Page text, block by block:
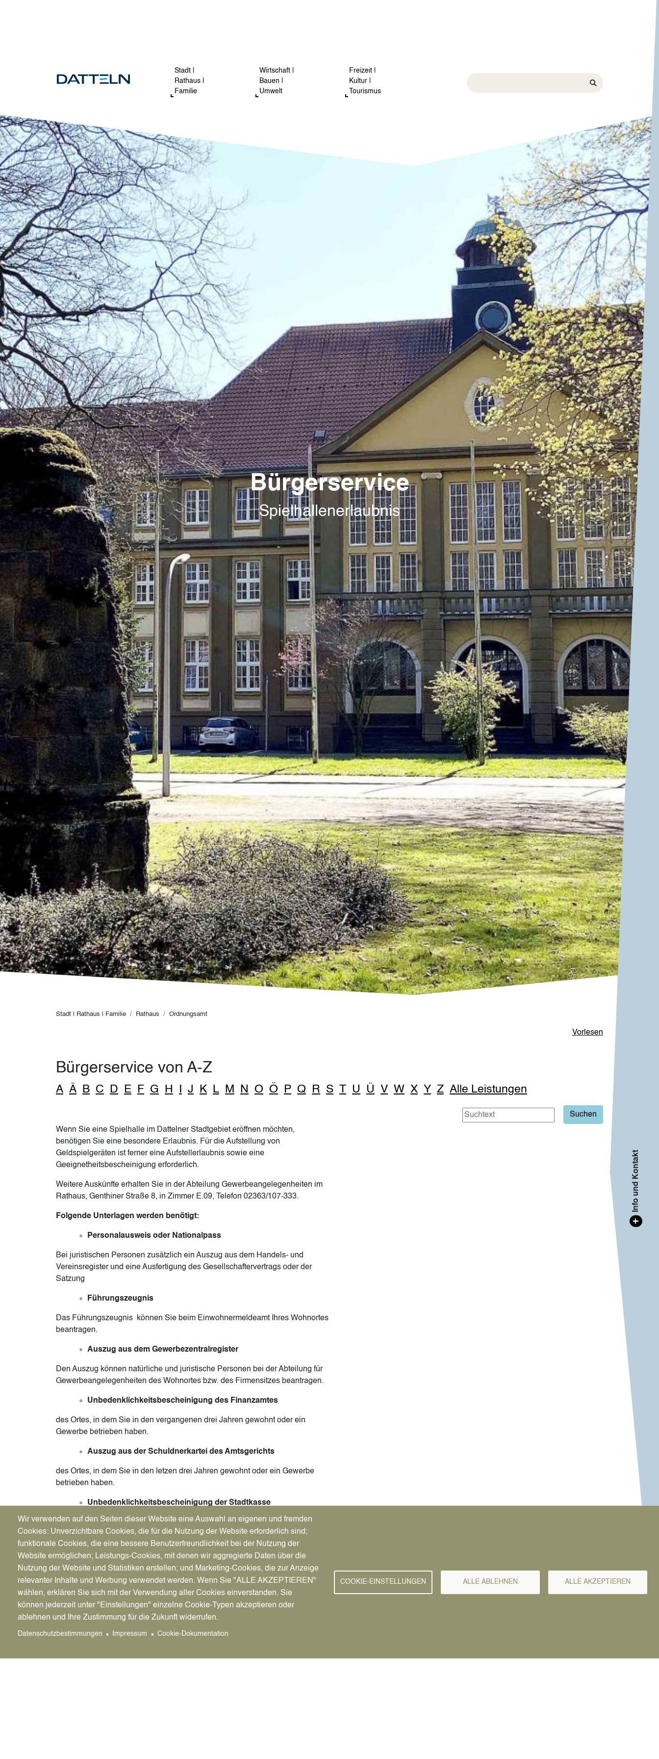
Stadt |
Rathaus |
Familie
Wirtschaft |
Bauen |
Umwelt
Freizeit |
Kultur |
Tourismus
Bürgerservice
Spielhallenerlaubnis
Pfadnavigation
Stadt | Rathaus | Familie Rathaus Ordnungsamt
Vorlesen
Bürgerservice von A-Z
A Ä B C D E F G H J K L M N O Ö P Q R S T U Ü V W X Y Z Alle Leistungen
Wenn Sie eine Spielhalle im Dattelner Stadtgebiet eröffnen möchten,
benötigen Sie eine besondere Erlaubnis. Für die Aufstellung von
Geldspielgeräten ist ferner eine Aufstellerlaubnis sowie eine
Geeignetheitsbescheinigung erforderlich.
Weitere Auskünfte erhalten Sie in der Abteilung Gewerbeangelegenheiten im
Rathaus, Genthiner Straße 8, in Zimmer E.09, Telefon 02363/107-333.
Folgende Unterlagen werden benötigt:
Personalausweis oder Nationalpass
Bei juristischen Personen zusätzlich ein Auszug aus dem Handels- und
Vereinsregister und eine Ausfertigung des Gesellschaftervertrags oder der
Satzung
Führungszeugnis
Das Führungszeugnis können Sie beim Einwohnermeldeamt Ihres Wohnortes
beantragen.
Auszug aus dem Gewerbezentralregister
Den Auszug können natürliche und juristische Personen bei der Abteilung für
Gewerbeangelegenheiten des Wohnortes bzw. des Firmensitzes beantragen.
Unbedenklichkeitsbescheinigung des Finanzamtes
des Ortes, in dem Sie in den vergangenen drei Jahren gewohnt oder ein
Gewerbe betrieben haben.
Auszug aus der Schuldnerkartei des Amtsgerichts
des Ortes, in dem Sie in den letzen drei Jahren gewohnt oder ein Gewerbe
betrieben haben.
Unbedenklichkeitsbescheinigung der Stadtkasse
des Wohnortes, in dem Sie in den vergangenen drei Jahren gewohnt haben
oder ein Gewerbe betrieben haben.
Gültige Baugenehmigung und Schlussabnahme
mit Nutzflächenberechnung und Grundrisszeichnungen, die die Stellplätze der
Spielgeräte zeigen.
Pachtvertrag
Sozialkonzept
Wir verwenden auf den Seiten dieser Website eine Auswahl an eigenen und fremden
Cookies: Unverzichtbare Cookies, die für die Nutzung der Website erforderlich sind;
funktionale Cookies, die eine bessere Benutzerfreundlichkeit bei der Nutzung der
Website ermöglichen; Leistungs-Cookies, mit denen wir aggregierte Daten über die
Nutzung der Website und Statistiken erstellen; und Marketing-Cookies, die zur Anzeige
relevanter Inhalte und Werbung verwendet werden. Wenn Sie "ALLE AKZEPTIEREN"
wählen, erklären Sie sich mit der Verwendung aller Cookies einverstanden. Sie
können jederzeit unter "Einstellungen" einzelne Cookie-Typen akzeptieren oder
ablehnen und Ihre Zustimmung für die Zukunft widerrufen.
Datenschutzbestimmungen Impressum Cookie-Dokumentation
COOKIE-EINSTELLUNGEN ALLE ABLEHNEN ALLE AKZEPTIEREN
+
Info und Kontakt